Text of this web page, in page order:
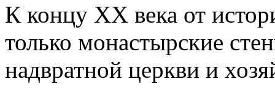
К концу XX века от
только монастырские
надвратной церкви и